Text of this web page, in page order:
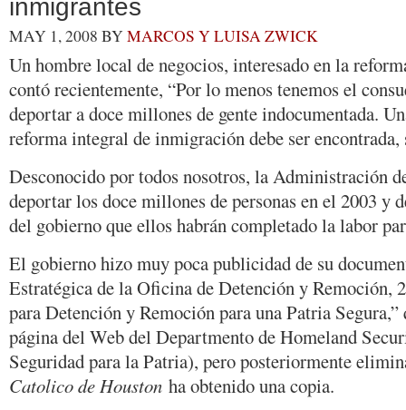
inmigrantes
MAY 1, 2008 BYMARCOS Y LUISA ZWICK
Un hombre local de negocios, interesado en la
contó recientemente, “Por lo menos tenemos el
deportar a doce millones de gente indocumentada.
reforma integral de inmigración debe ser encontrada,
Desconocido por todos nosotros, la Administración
deportar los doce millones de personas en el 2003 y
del gobierno que ellos habrán completado la labor
El gobierno hizo muy poca publicidad de su
Estratégica de la Oficina de Detención y Remoción,
para Detención y Remoción para una Patria
página del Web del Departmento de Homeland
Seguridad para la Patria), pero posteriormente
Catolico de Houston ha obtenido una copia.